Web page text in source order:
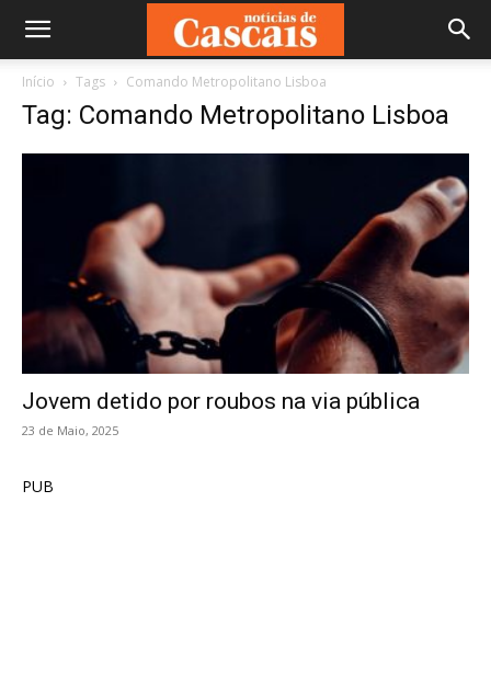
Início Tags Comando Metropolitano Lisboa
Tag: Comando Metropolitano Lisboa
Jovem detido por roubos na via pública
23 de Maio, 2025
PUB